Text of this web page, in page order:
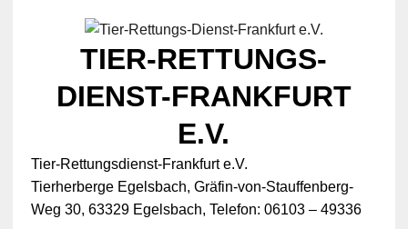
TIER-RETTUNGS-
DIENST-FRANKFURT
E.V.
Tier-Rettungsdienst-Frankfurt e.V.
Tierherberge Egelsbach, Gräfin-von-Stauffenberg-
Weg 30, 63329 Egelsbach, Telefon: 06103 – 49336